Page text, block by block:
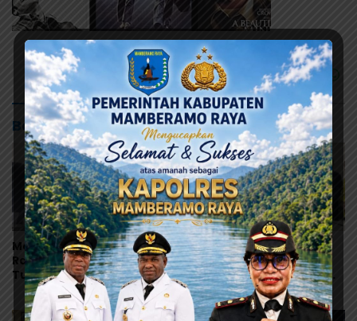
Baca Juga
Mahasiswa Mamberamo
Raya Desak Kejati Papua
Tuntaskan Kasus Dugaan
Penyimpangan Dana
Beasiswa Rp.16, 9 Miliar
Robby Rumansara:
Digitalisasi Keuangan
Jadi Kunci Percepatan
Pembangunan
Mamberamo Raya